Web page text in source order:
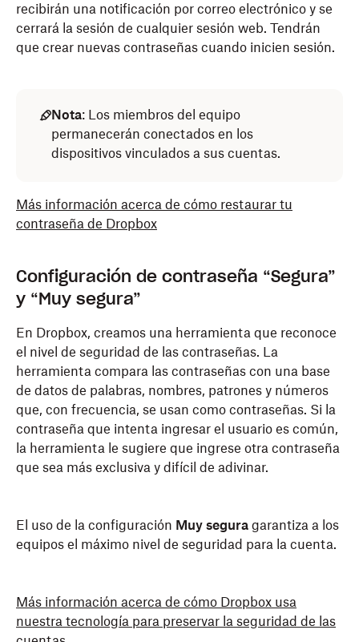
recibirán una notificación por correo electrónico y se
cerrará la sesión de cualquier sesión web. Tendrán
que crear nuevas contraseñas cuando inicien sesión.
Nota: Los miembros del equipo
permanecerán conectados en los
dispositivos vinculados a sus cuentas.
Más información acerca de cómo restaurar tu
contraseña de Dropbox
Configuración de contraseña “Segura”
y “Muy segura”
En Dropbox, creamos una herramienta que reconoce
el nivel de seguridad de las contraseñas. La
herramienta compara las contraseñas con una base
de datos de palabras, nombres, patrones y números
que, con frecuencia, se usan como contraseñas. Si la
contraseña que intenta ingresar el usuario es común,
la herramienta le sugiere que ingrese otra contraseña
que sea más exclusiva y difícil de adivinar.
El uso de la configuración Muy segura garantiza a los
equipos el máximo nivel de seguridad para la cuenta.
Más información acerca de cómo Dropbox usa
nuestra tecnología para preservar la seguridad de las